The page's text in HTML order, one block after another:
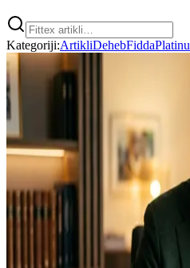
Kategoriji:ArtikliDehebFiddaPlatinu